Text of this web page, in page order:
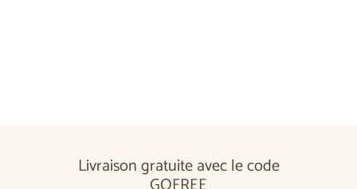
Livraison gratuite avec le code